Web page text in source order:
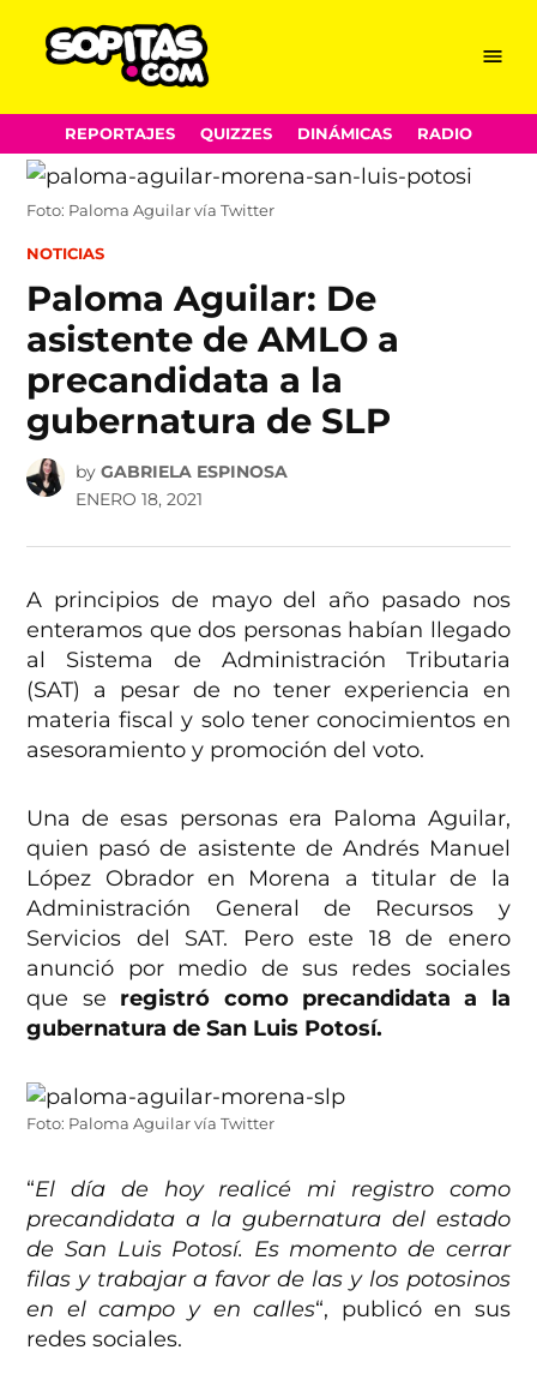
Skip
to
content
Menu
REPORTAJES QUIZZES DINÁMICAS RADIO
Foto: Paloma Aguilar vía Twitter
POSTED
NOTICIAS
Paloma Aguilar: De
asistente de AMLO a
precandidata a la
gubernatura de SLP
by GABRIELA ESPINOSA
ENERO 18, 2021
A principios de mayo del año pasado nos
enteramos que dos personas habían llegado
al Sistema de Administración Tributaria
(SAT) a pesar de no tener experiencia en
materia fiscal y solo tener conocimientos en
asesoramiento y promoción del voto.
Una de esas personas era Paloma Aguilar,
quien pasó de asistente de Andrés Manuel
López Obrador en Morena a titular de la
Administración General de Recursos y
Servicios del SAT. Pero este 18 de enero
anunció por medio de sus redes sociales
que se registró como precandidata a la
gubernatura de San Luis Potosí.
Foto: Paloma Aguilar vía Twitter
“El día de hoy realicé mi registro como
precandidata a la gubernatura del estado
de San Luis Potosí. Es momento de cerrar
filas y trabajar a favor de las y los potosinos
en el campo y en calles“, publicó en sus
redes sociales.